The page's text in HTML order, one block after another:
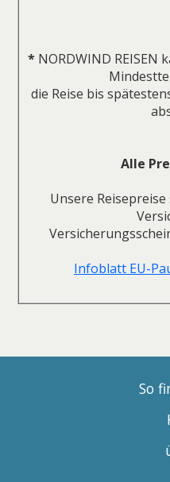
*NORDWIND REISEN
die Reise bis
Alle
Unsere
Infoblatt EU-
So